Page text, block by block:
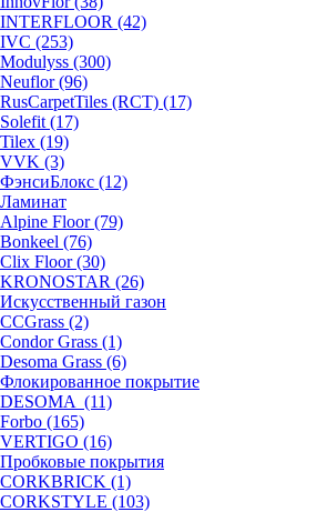
INTERFLOOR (42)
IVC (253)
Modulyss (300)
Neuflor (96)
RusCarpetTiles (RCT) (17)
Solefit (17)
Tilex (19)
VVK (3)
ФэнсиБлокс (12)
Ламинат
Alpine Floor (79)
Bonkeel (76)
Clix Floor (30)
KRONOSTAR (26)
Искусственный газон
CCGrass (2)
Condor Grass (1)
Desoma Grass (6)
Флокированное покрытие
DESOMA (11)
Forbo (165)
VERTIGO (16)
Пробковые покрытия
CORKBRICK (1)
CORKSTYLE (103)